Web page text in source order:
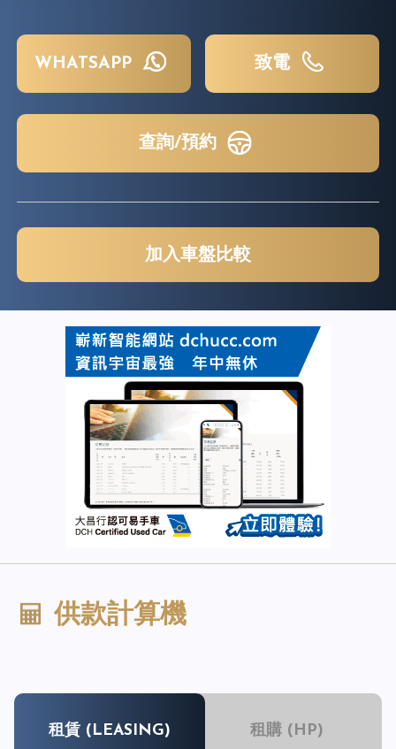
WHATSAPP 致電
查詢/預約
加入車盤比較
供款計算機
租賃 (LEASING) 租購 (HP)